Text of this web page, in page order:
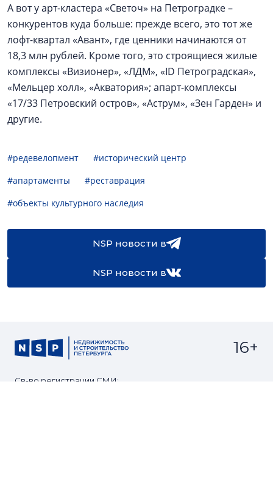
А вот у арт-кластера «Светоч» на Петроградке –
конкурентов куда больше: прежде всего, это тот же
лофт-квартал «Авант», где ценники начинаются от
18,3 млн рублей. Кроме того, это строящиеся жилые
комплексы «Визионер», «ЛДМ», «ID Петроградская»,
«Мельцер холл», «Акватория»; апарт-комплексы
«17/33 Петровский остров», «Аструм», «Зен Гарден» и
другие.
#редевелопмент
#исторический центр
#апартаменты
#реставрация
#объекты культурного наследия
NSP новости в
NSP новости в
Св-во регистрации СМИ:
16+